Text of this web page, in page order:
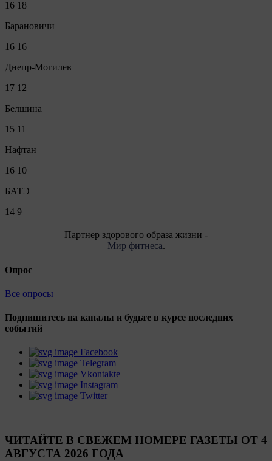
16 18
Барановичи
16 16
Днепр-Могилев
17 12
Белшина
15 11
Нафтан
16 10
БАТЭ
14 9
Партнер здорового образа жизни -
Мир фитнеса.
Опрос
Все опросы
Подпишитесь на каналы и будьте в курсе последних
событий
Facebook
Telegram
Vkontakte
Instagram
Twitter
ЧИТАЙТЕ В СВЕЖЕМ НОМЕРЕ ГАЗЕТЫ ОТ 4
АВГУСТА 2026 ГОДА